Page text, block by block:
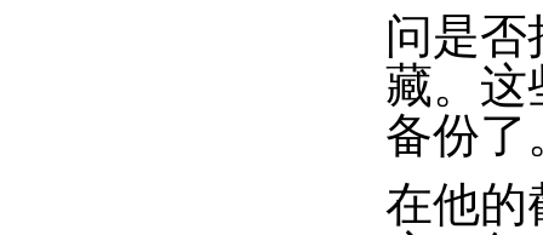
问是否
藏。这
备份了
在他的